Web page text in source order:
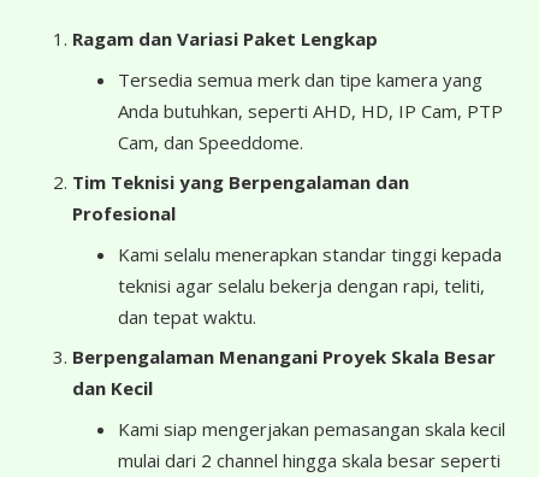
Ragam dan Variasi Paket Lengkap
Tersedia semua merk dan tipe kamera yang
Anda butuhkan, seperti AHD, HD, IP Cam, PTP
Cam, dan Speeddome.
Tim Teknisi yang Berpengalaman dan
Profesional
Kami selalu menerapkan standar tinggi kepada
teknisi agar selalu bekerja dengan rapi, teliti,
dan tepat waktu.
Berpengalaman Menangani Proyek Skala Besar
dan Kecil
Kami siap mengerjakan pemasangan skala kecil
mulai dari 2 channel hingga skala besar seperti